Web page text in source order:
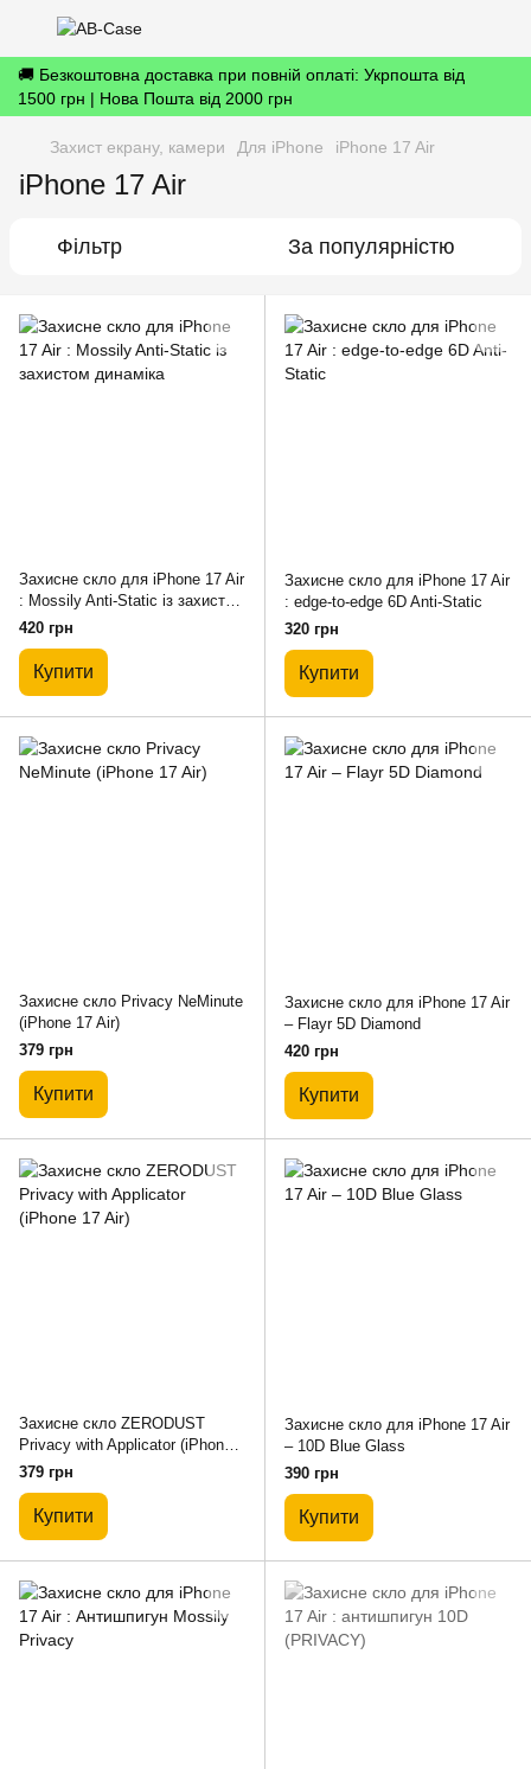
🚚 Безкоштовна доставка при повній оплаті: Укрпошта від
1500 грн | Нова Пошта від 2000 грн
Захист екрану, камери Для iPhone iPhone 17 Air
iPhone 17 Air
Фільтр За популярністю
Захисне скло для iPhone 17 Air
: Mossily Anti-Static із захистом
динаміка
420 грн
Купити
Захисне скло для iPhone 17 Air
: edge-to-edge 6D Anti-Static
320 грн
Купити
Захисне скло Privacy NeMinute
(iPhone 17 Air)
379 грн
Купити
Захисне скло для iPhone 17 Air
– Flayr 5D Diamond
420 грн
Купити
Захисне скло ZERODUST
Privacy with Applicator (iPhone
17 Air)
379 грн
Купити
Захисне скло для iPhone 17 Air
– 10D Blue Glass
390 грн
Купити